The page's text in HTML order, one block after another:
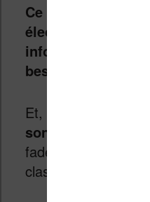
Ce problème est
électronique qui
informations sur
besoin d’éclairage.
Et, clairement (si
sont fades
fades que les
classique.